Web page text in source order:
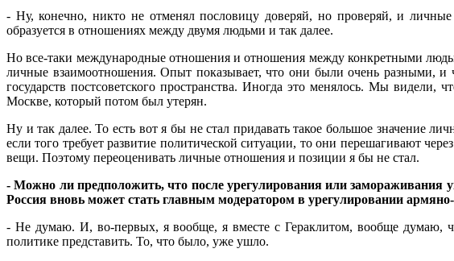
- Ну, конечно, никто не отменял пословицу доверяй, но проверяй, и
образуется в отношениях между двумя людьми и так далее.
Но все-таки международные отношения и отношения между конкретными
личные взаимоотношения. Опыт показывает, что они были очень разными,
государств постсоветского пространства. Иногда это менялось. Мы
Москве, который потом был утерян.
Ну и так далее. То есть вот я бы не стал придавать такое большое значение
если того требует развитие политической ситуации, то они перешагивают
вещи. Поэтому переоценивать личные отношения и позиции я бы не стал.
- Можно ли предположить, что после урегулирования или замораживания
Россия вновь может стать главным модератором в урегулировании
- Не думаю. И, во-первых, я вообще, я вместе с Гераклитом, вообще думаю,
политике представить. То, что было, уже ушло.